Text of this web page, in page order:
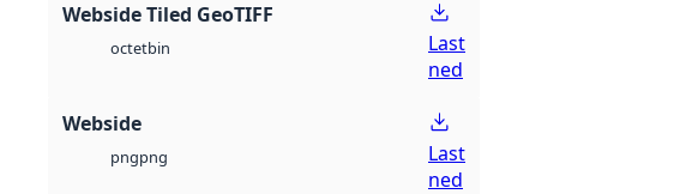
Webside Tiled GeoTIFF
octetbin
Last
ned
Webside
pngpng
Last
ned